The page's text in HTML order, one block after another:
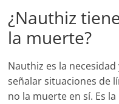
¿Nauthiz
la muerte?
Nauthiz es la
señalar situaciones de
no la muerte en sí. Es